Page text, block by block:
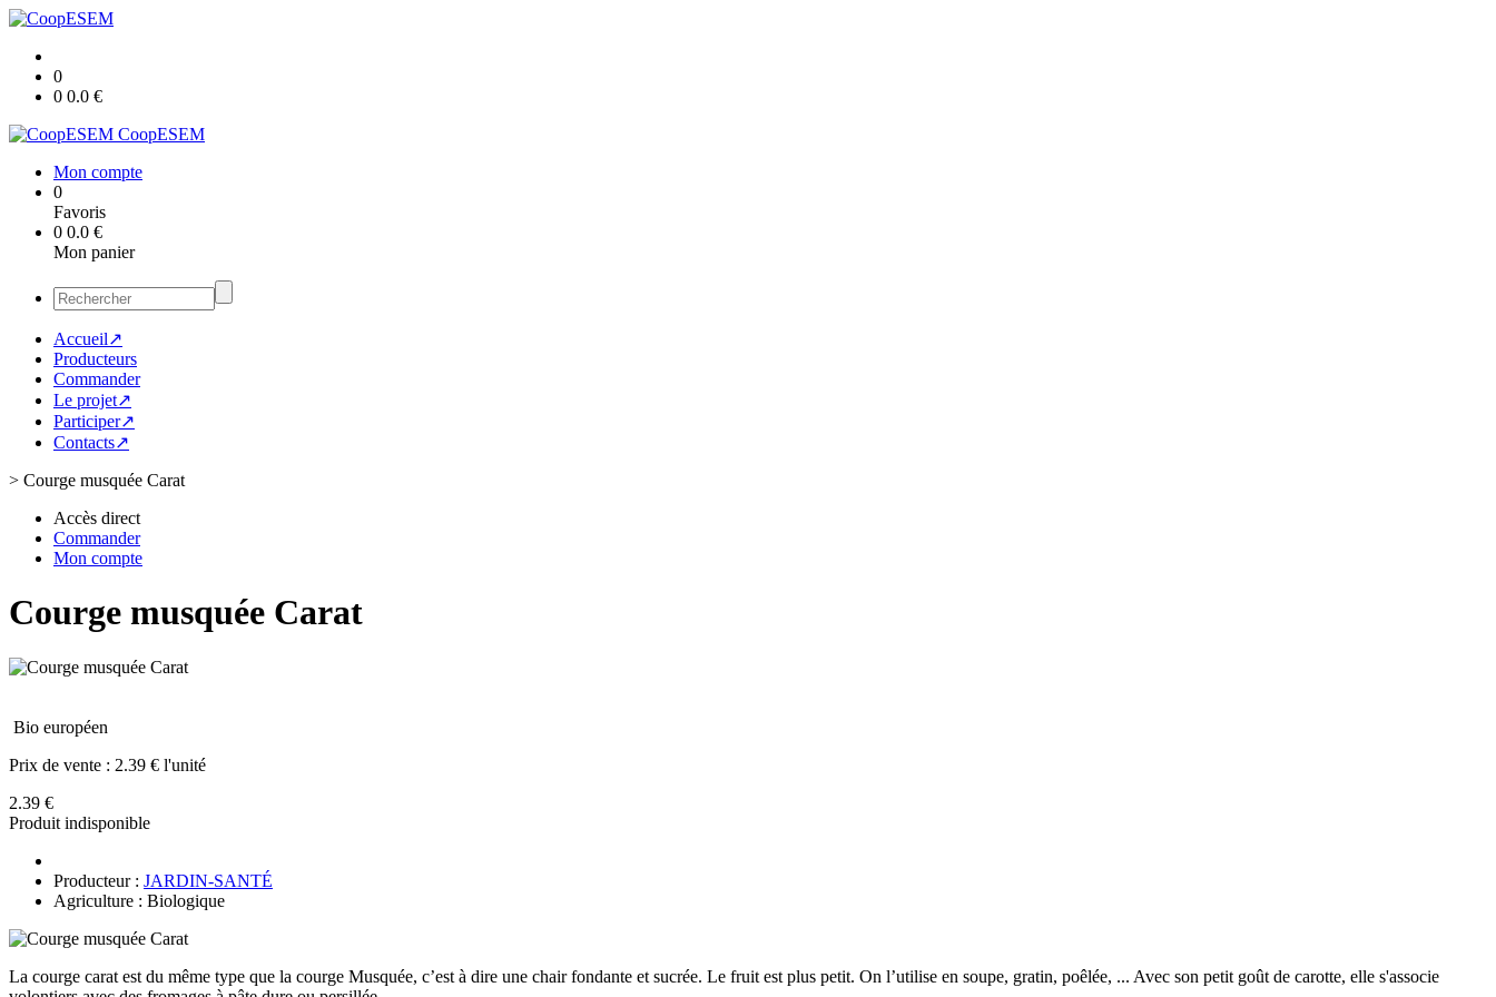
0
0 0.0 €
CoopESEM
Mon compte
0
Favoris
0 0.0 €
Mon panier
Accueil↗
Producteurs
Commander
Le projet↗
Participer↗
Contacts↗
> Courge musquée Carat
Accès direct
Commander
Mon compte
Courge musquée Carat
Bio européen
Prix de vente : 2.39 € l'unité
2.39 €
Produit indisponible
Producteur : JARDIN-SANTÉ
Agriculture : Biologique
La courge carat est du même type que la courge Musquée, c’est à dire une chair fondante et sucrée. Le fruit est plus petit. On l’utilise en soupe, gratin, poêlée, ... Avec son petit goût de carotte, elle s'associe